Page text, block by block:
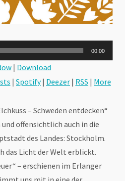
00:00
| Download
| Spotify| Deezer | RSS | More
– Schweden entdecken“
offensichtlich auch in die
des Landes: Stockholm.
das Licht der Welt erblickt.
– erschienen im Erlanger